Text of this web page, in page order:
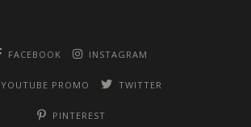
FACEBOOK INSTAGRAM
YOUTUBE PROMO TWITTER
PINTEREST